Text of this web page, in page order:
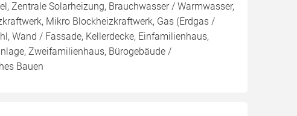
Zentrale Solarheizung, Brauchwasser / Warmwasser,
Mikro Blockheizkraftwerk, Gas (Erdgas /
Wand / Fassade, Kellerdecke, Einfamilienhaus,
Zweifamilienhaus, Bürogebäude /
Bauen